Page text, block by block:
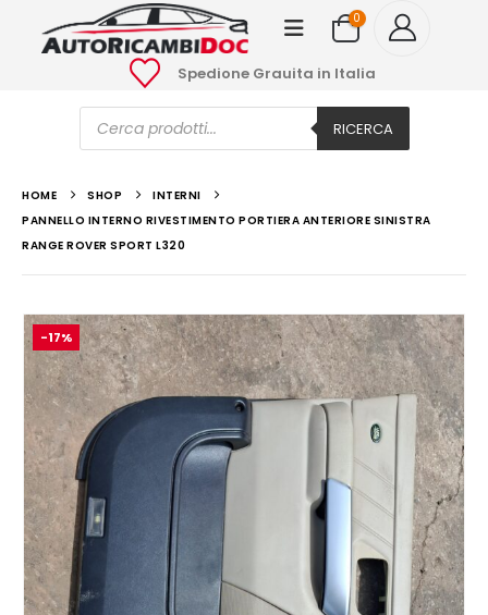
0
Spedione Grauita in Italia
Ricerca
prodotti RICERCA
HOME SHOP
INTERNI
PANNELLO INTERNO RIVESTIMENTO PORTIERA ANTERIORE SINISTRA
RANGE ROVER SPORT L320
-17%